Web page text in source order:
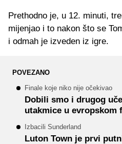
Prethodno je, u 12. minuti,
mijenjao i to nakon što se
i odmah je izveden iz igre.
POVEZANO
Finale koje niko nije očekivao
Dobili smo i drugog
utakmice u evropskom
Izbacili Sunderland
Luton Town je prvi